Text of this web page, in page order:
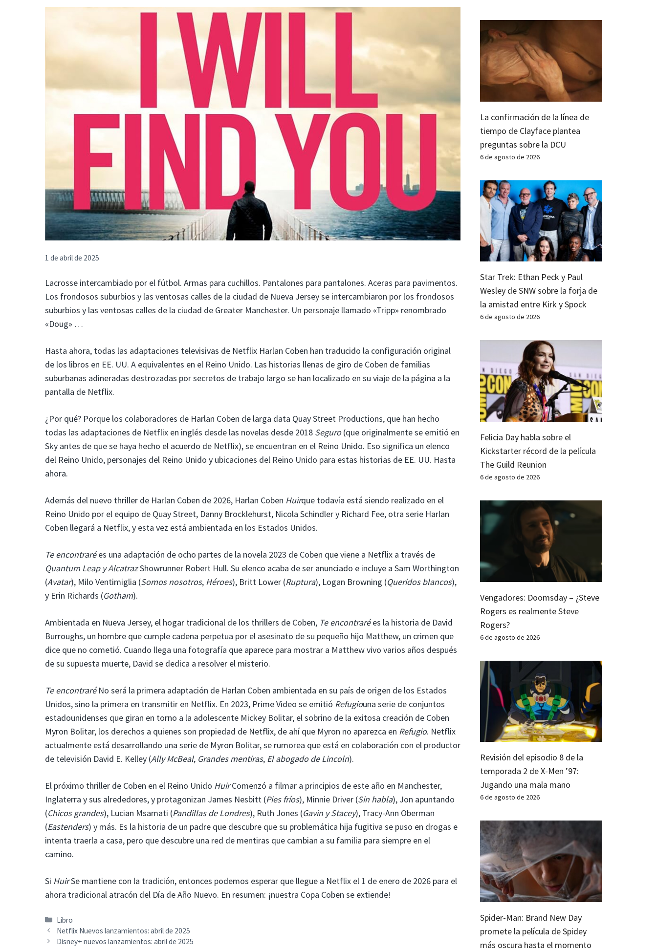
1 de abril de 2025
Lacrosse intercambiado por el fútbol. Armas para cuchillos. Pantalones para pantalones. Aceras para pavimentos.
Los frondosos suburbios y las ventosas calles de la ciudad de Nueva Jersey se intercambiaron por los frondosos
suburbios y las ventosas calles de la ciudad de Greater Manchester. Un personaje llamado «Tripp» renombrado
«Doug» …
Hasta ahora, todas las adaptaciones televisivas de Netflix Harlan Coben han traducido la configuración original
de los libros en EE. UU. A equivalentes en el Reino Unido. Las historias llenas de giro de Coben de familias
suburbanas adineradas destrozadas por secretos de trabajo largo se han localizado en su viaje de la página a la
pantalla de Netflix.
¿Por qué? Porque los colaboradores de Harlan Coben de larga data Quay Street Productions, que han hecho
todas las adaptaciones de Netflix en inglés desde las novelas desde 2018 Seguro(que originalmente se emitió en
Sky antes de que se haya hecho el acuerdo de Netflix), se encuentran en el Reino Unido. Eso significa un elenco
del Reino Unido, personajes del Reino Unido y ubicaciones del Reino Unido para estas historias de EE. UU. Hasta
ahora.
Además del nuevo thriller de Harlan Coben de 2026, Harlan Coben Huirque todavía está siendo realizado en el
Reino Unido por el equipo de Quay Street, Danny Brocklehurst, Nicola Schindler y Richard Fee, otra serie Harlan
Coben llegará a Netflix, y esta vez está ambientada en los Estados Unidos.
Te encontrarées una adaptación de ocho partes de la novela 2023 de Coben que viene a Netflix a través de
Quantum Leap y AlcatrazShowrunner Robert Hull. Su elenco acaba de ser anunciado e incluye a Sam Worthington
(Avatar), Milo Ventimiglia (Somos nosotros, Héroes), Britt Lower (Ruptura), Logan Browning (Queridos blancos),
y Erin Richards (Gotham).
Ambientada en Nueva Jersey, el hogar tradicional de los thrillers de Coben, Te encontrarées la historia de David
Burroughs, un hombre que cumple cadena perpetua por el asesinato de su pequeño hijo Matthew, un crimen que
dice que no cometió. Cuando llega una fotografía que aparece para mostrar a Matthew vivo varios años después
de su supuesta muerte, David se dedica a resolver el misterio.
Te encontraréNo será la primera adaptación de Harlan Coben ambientada en su país de origen de los Estados
Unidos, sino la primera en transmitir en Netflix. En 2023, Prime Video se emitió Refugiouna serie de conjuntos
estadounidenses que giran en torno a la adolescente Mickey Bolitar, el sobrino de la exitosa creación de Coben
Myron Bolitar, los derechos a quienes son propiedad de Netflix, de ahí que Myron no aparezca en Refugio. Netflix
actualmente está desarrollando una serie de Myron Bolitar, se rumorea que está en colaboración con el productor
de televisión David E. Kelley (Ally McBeal, Grandes mentiras, El abogado de Lincoln).
El próximo thriller de Coben en el Reino Unido HuirComenzó a filmar a principios de este año en Manchester,
Inglaterra y sus alrededores, y protagonizan James Nesbitt (Pies fríos), Minnie Driver (Sin habla), Jon apuntando
(Chicos grandes), Lucian Msamati (Pandillas de Londres), Ruth Jones (Gavin y Stacey), Tracy-Ann Oberman
(Eastenders) y más. Es la historia de un padre que descubre que su problemática hija fugitiva se puso en drogas e
intenta traerla a casa, pero que descubre una red de mentiras que cambian a su familia para siempre en el
camino.
Si HuirSe mantiene con la tradición, entonces podemos esperar que llegue a Netflix el 1 de enero de 2026 para el
ahora tradicional atracón del Día de Año Nuevo. En resumen: ¡nuestra Copa Coben se extiende!
Categorías
Libro
Netflix Nuevos lanzamientos: abril de 2025
Disney+ nuevos lanzamientos: abril de 2025
La confirmación de la línea de
tiempo de Clayface plantea
preguntas sobre la DCU
6 de agosto de 2026
Star Trek: Ethan Peck y Paul
Wesley de SNW sobre la forja de
la amistad entre Kirk y Spock
6 de agosto de 2026
Felicia Day habla sobre el
Kickstarter récord de la película
The Guild Reunion
6 de agosto de 2026
Vengadores: Doomsday – ¿Steve
Rogers es realmente Steve
Rogers?
6 de agosto de 2026
Revisión del episodio 8 de la
temporada 2 de X-Men ’97:
Jugando una mala mano
6 de agosto de 2026
Spider-Man: Brand New Day
promete la película de Spidey
más oscura hasta el momento